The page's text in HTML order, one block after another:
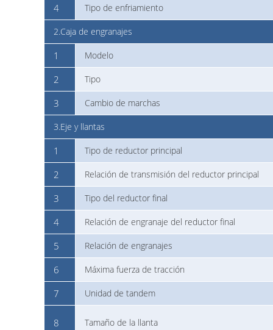
4 Tipo de enfriamiento
2.Caja de engranajes
1 Modelo
2 Tipo
3 Cambio de marchas
3.Eje y llantas
1 Tipo de reductor principal
2 Relación de transmisión del reductor principal
3 Tipo del reductor final
4 Relación de engranaje del reductor final
5 Relación de engranajes
6 Máxima fuerza de tracción
7 Unidad de tandem
8 Tamaño de la llanta